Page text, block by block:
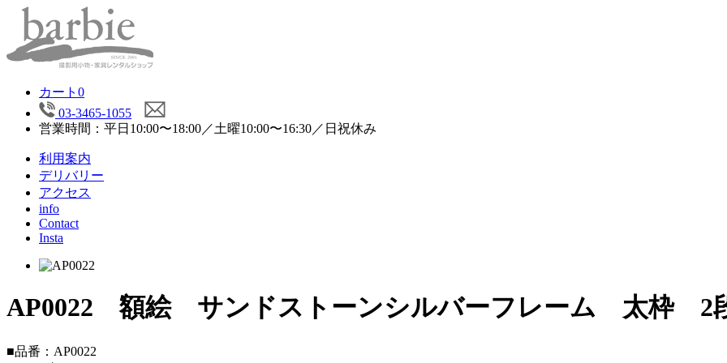
カート 0
03-3465-1055
営業時間：平日10:00〜18:00／土曜10:00〜16:30／日祝休み
利用案内
デリバリー
アクセス
info
Contact
Insta
AP0022 額絵 サンドストーンシルバーフレーム 太枠 2
■品番：AP0022